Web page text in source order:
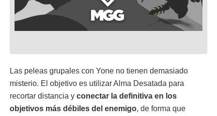
Las peleas grupales con Yone no tienen demasiado
misterio. El objetivo es utilizar Alma Desatada para
recortar distancia y conectar la definitiva en los
objetivos más débiles del enemigo, de forma que